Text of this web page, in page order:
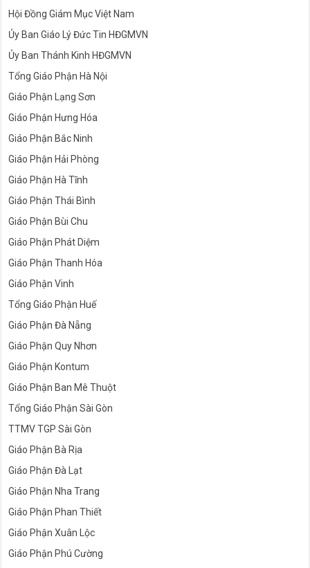
Hội Đồng Giám Mục Việt Nam
Ủy Ban Giáo Lý Đức Tin HĐGMVN
Ủy Ban Thánh Kinh HĐGMVN
Tổng Giáo Phận Hà Nội
Giáo Phận Lạng Sơn
Giáo Phận Hưng Hóa
Giáo Phận Bắc Ninh
Giáo Phận Hải Phòng
Giáo Phận Hà Tĩnh
Giáo Phận Thái Bình
Giáo Phận Bùi Chu
Giáo Phận Phát Diệm
Giáo Phận Thanh Hóa
Giáo Phận Vinh
Tổng Giáo Phận Huế
Giáo Phận Đà Nẵng
Giáo Phận Quy Nhơn
Giáo Phận Kontum
Giáo Phận Ban Mê Thuột
Tổng Giáo Phận Sài Gòn
TTMV TGP Sài Gòn
Giáo Phận Bà Rịa
Giáo Phận Đà Lạt
Giáo Phận Nha Trang
Giáo Phận Phan Thiết
Giáo Phận Xuân Lộc
Giáo Phận Phú Cường